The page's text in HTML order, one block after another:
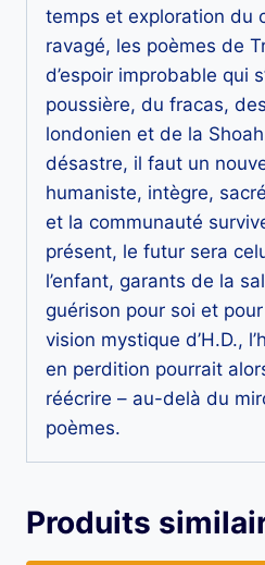
temps et exploration du
ravagé, les poèmes de
d’espoir improbable qui
poussière, du fracas,
londonien et de la
désastre, il faut un
humaniste, intègre,
et la communauté
présent, le futur sera
l’enfant, garants de la
guérison pour soi et
vision mystique d’H.D.,
en perdition pourrait
réécrire – au-delà du
poèmes.
Produits